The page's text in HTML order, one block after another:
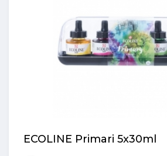
ECOLINE Primari 5x30ml